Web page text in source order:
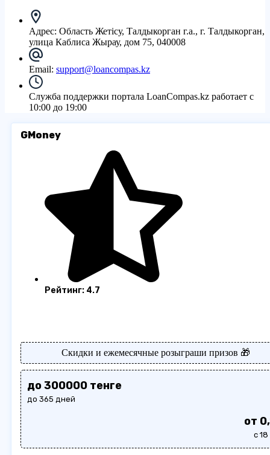
Адрес: Область Жетісу, Талдыкорган г.а., г. Талдыкорган,
улица Каблиса Жырау, дом 75, 040008
Email: support@loancompas.kz
Служба поддержки портала LoanCompas.kz работает с
10:00 до 19:00
GMoney
Рейтинг: 4.7
Скидки и ежемесячные розыграши призов 🎁
до 300000 тенге
до 365 дней
от
с